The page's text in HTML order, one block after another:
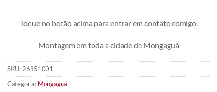
Toque no botão acima para entrar em contato comigo.
Montagem em toda a cidade de Mongaguá
SKU: 26351001
Categoria: Mongaguá